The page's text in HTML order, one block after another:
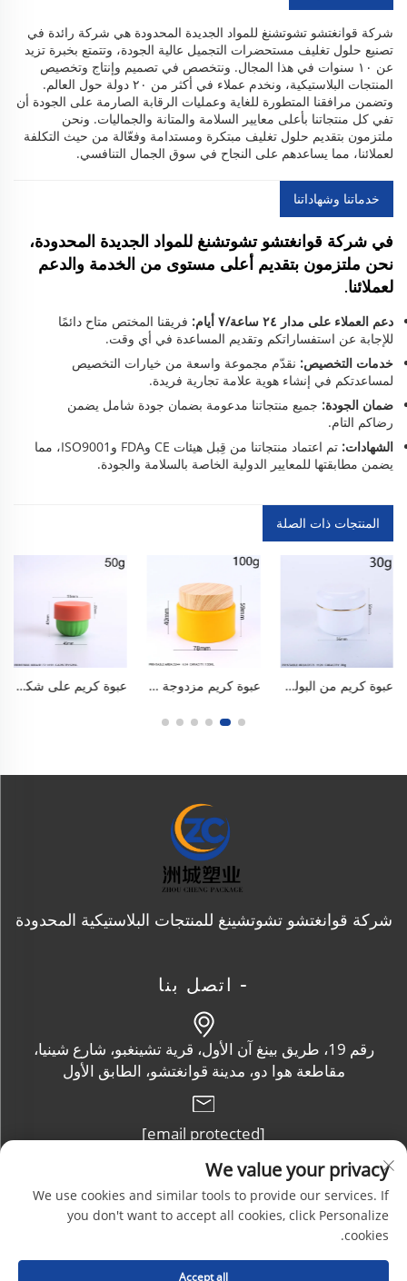
شركة قوانغتشو تشوتشنغ للمواد الجديدة المحدودة هي شركة رائدة في
تصنيع حلول تغليف مستحضرات التجميل عالية الجودة، وتتمتع بخبرة تزيد
عن ١٠ سنوات في هذا المجال. ونتخصص في تصميم وإنتاج وتخصيص
المنتجات البلاستيكية، ونخدم عملاء في أكثر من ٢٠ دولة حول العالم.
وتضمن مرافقنا المتطورة للغاية وعمليات الرقابة الصارمة على الجودة أن
تفي كل منتجاتنا بأعلى معايير السلامة والمتانة والجماليات. ونحن
ملتزمون بتقديم حلول تغليف مبتكرة ومستدامة وفعّالة من حيث التكلفة
لعملائنا، مما يساعدهم على النجاح في سوق الجمال التنافسي.
خدماتنا وشهاداتنا
في شركة قوانغتشو تشوتشنغ للمواد الجديدة المحدودة،
نحن ملتزمون بتقديم أعلى مستوى من الخدمة والدعم
لعملائنا.
دعم العملاء على مدار ٢٤ ساعة/٧ أيام:
فريقنا المختص متاح دائمًا
للإجابة عن استفساراتكم وتقديم المساعدة في أي وقت.
خدمات التخصيص: نقدّم مجموعة واسعة من خيارات التخصيص
لمساعدتكم في إنشاء هوية علامة تجارية فريدة.
ضمان الجودة: جميع منتجاتنا مدعومة بضمان جودة شامل يضمن
رضاكم التام.
الشهادات:
تم اعتماد منتجاتنا من قِبل هيئات CE وFDA وISO9001، مما
يضمن مطابقتها للمعايير الدولية الخاصة بالسلامة والجودة.
المنتجات ذات الصلة
عبوة كريم من البولي بروبلين سعة ٣٠ مل (١ أونصة) ذات طبقتين، عبوة كريم للوجه، عبوة كريم للعين، عبوة كريم للوجه، عبوة توزيع كريم، عبوة قابلة للحمل ومصنوعة من بولي بروبلين آمنة للاستخدام مع الأغذية وخالية من مادة البيسفينول أ (BPA)، ذات تصميم مكوّن من طبقتين، محكمة الإغلاق ومنع التسرب، مناسبة للسفر وكميات العيّنات، حاوية لتوزيع منتجات العناية بالبشرة والتجميل عبوة كريم مزدوجة الطبقات من البولي بروبلين سعة ١٠٠ مل / ٣ أونصة، على غرار تصميم تاتشا، مُغشّاة بلون ضبابي، ذات فتحة واسعة للكريمات الوجهية وكريمات توحيد اللون والأقنعة والمقشرات. بألوان الماكرون، خالية من مادة البيسفينول أ (BPA)، آمنة للاستخدام الغذائي، محكمة الإغلاق ومنع التسرب مع سدادة داخلية. قابلة لإعادة الاستخدام، متينة وسهلة الحمل، مناسبة لمنتجات العناية بالبشرة ومستحضرات التجميل. عبوة كريم على شكل قرعٍ بوزن ٥٠ غرامًا (١٫٧ أونصة) مصنوعة من البولي بروبيلين (PP)، ذات قاع دائري واسع وغطاء مُسنَّن، وعاء مُخطَّط محكم الإغلاق لتخزين مقشرات الجسم، وأقنعة الطين، وأقنعة الشعر، ومرطبات الوجه، مصنوعة من مواد آمنة للغذاء وخالية من البيسفينول أ (BPA)، ويمكن إعادة استخدامها في المنازل وصالونات التجميل
شركة قوانغتشو تشوتشينغ للمنتجات البلاستيكية المحدودة
- اتصل بنا
رقم 19، طريق بينغ آن الأول، قرية تشينغبو، شارع شينيا،
مقاطعة هوا دو، مدينة قوانغتشو، الطابق الأول
[email protected]
+86-13632102114
حقوق الطبع والنشر © شركة قوانغتشو تشوتشنغ للمنتجات البلاستيكية
We value your privacy
We use cookies and similar tools to provide our services. If
you don't want to accept all cookies, click Personalize
cookies.
Accept all